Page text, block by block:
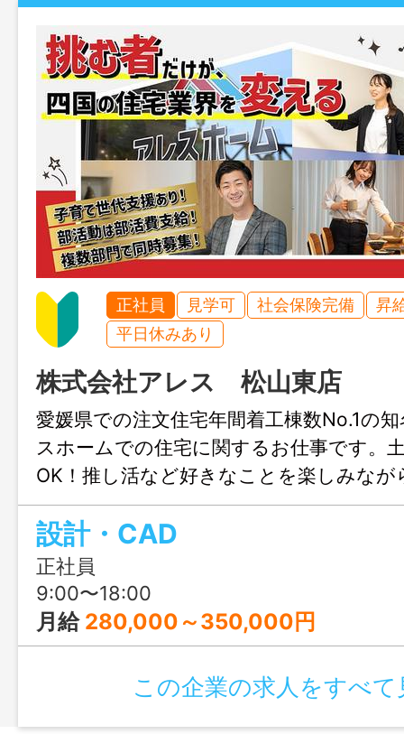
正社員 見学可 社会保険完備
昇
平日休みあり
株式会社アレス 松山東店
愛媛県での注文住宅年間着工棟数No.1の
スホームでの住宅に関するお仕事です。
OK！推し活など好きなことを楽しみな
きます♪結婚や出産のタイミングでも安心
も充実！人生設計が変わっても安定して
リアチェンジしてみませんか？職場見学
ます！
設計・CAD
正社員
9:00〜18:00
月給 280,000～350,000円
この企業の求人をすべて